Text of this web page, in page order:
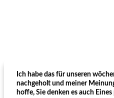
Ich habe das für unseren
nachgeholt und meiner
hoffe, Sie denken es auch